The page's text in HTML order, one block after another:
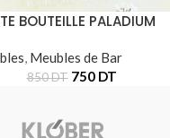
BOUTEILLE PALADIUM
, Meubles de Bar
850DT 750 DT